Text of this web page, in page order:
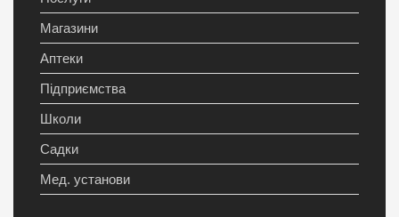
Магазини
Аптеки
Підприємства
Школи
Садки
Мед. установи